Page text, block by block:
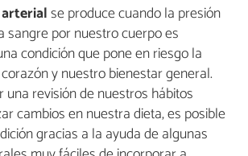
se produce cuando la presión
sangre por nuestro cuerpo es
condición que pone en riesgo la
y nuestro bienestar general.
revisión de nuestros hábitos
cambios en nuestra dieta, es posible
gracias a la ayuda de algunas